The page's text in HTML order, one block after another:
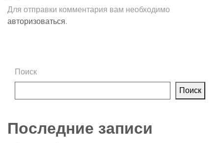
Для отправки комментария вам необходимо
авторизоваться.
Поиск
Поиск
Последние записи